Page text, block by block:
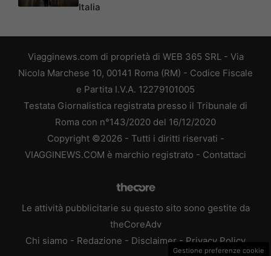
Italia
Viagginews.com di proprietà di WEB 365 SRL - Via
Nicola Marchese 10, 00141 Roma (RM) - Codice Fiscale
e Partita I.V.A. 12279101005
Testata Giornalistica registrata presso il Tribunale di
Roma con n°143/2020 del 16/12/2020
Copyright ©2026 - Tutti i diritti riservati -
VIAGGINEWS.COM è marchio registrato - Contattaci
Le attività pubblicitarie su questo sito sono gestite da
theCoreAdv
Chi siamo - Redazione - Disclaimer - Privacy Policy
Gestione preferenze cookie